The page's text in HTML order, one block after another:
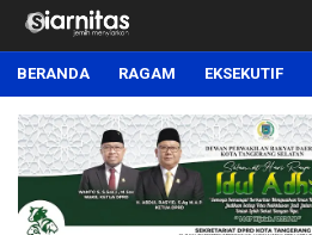
siarnitas
Jernih Menyiarkan
BERANDA RAGAM EKSEKUTIF